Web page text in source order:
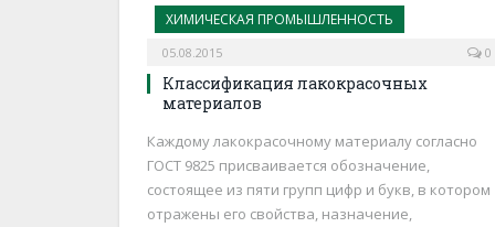
ХИМИЧЕСКАЯ ПРОМЫШЛЕННОСТЬ
05.08.2015 0
Классификация лакокрасочных
материалов
Каждому лакокрасочному материалу согласно
ГОСТ 9825 присваивается обозначение,
состоящее из пяти групп цифр и букв, в котором
отражены его свойства, назначение,